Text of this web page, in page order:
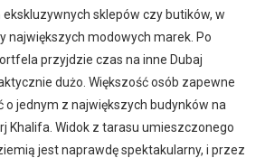
sklepów czy butików, w
największych modowych marek. Po
przyjdzie czas na inne Dubaj
dużo. Większość osób zapewne
o jednym z największych budynków na
Khalifa. Widok z tarasu umieszczonego
jest naprawdę spektakularny, i przez